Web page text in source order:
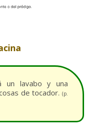
un lavabo y una
de tocador.(p.